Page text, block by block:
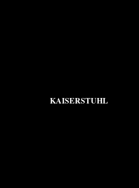
KAISERSTUHL